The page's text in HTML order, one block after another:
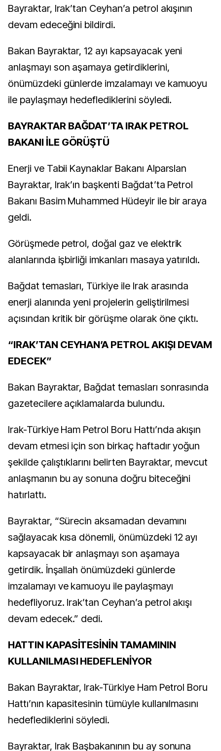
Bayraktar, Irak’tan Ceyhan’a petrol akışının
devam edeceğini bildirdi.
Bakan Bayraktar, 12 ayı kapsayacak yeni
anlaşmayı son aşamaya getirdiklerini,
önümüzdeki günlerde imzalamayı ve kamuoyu
ile paylaşmayı hedeflediklerini söyledi.
BAYRAKTAR BAĞDAT’TA IRAK PETROL
BAKANI İLE GÖRÜŞTÜ
Enerji ve Tabii Kaynaklar Bakanı Alparslan
Bayraktar, Irak’ın başkenti Bağdat’ta Petrol
Bakanı Basim Muhammed Hüdeyir ile bir araya
geldi.
Görüşmede petrol, doğal gaz ve elektrik
alanlarında işbirliği imkanları masaya yatırıldı.
Bağdat temasları, Türkiye ile Irak arasında
enerji alanında yeni projelerin geliştirilmesi
açısından kritik bir görüşme olarak öne çıktı.
“IRAK’TAN CEYHAN’A PETROL AKIŞI DEVAM
EDECEK”
Bakan Bayraktar, Bağdat temasları sonrasında
gazetecilere açıklamalarda bulundu.
Irak-Türkiye Ham Petrol Boru Hattı’nda akışın
devam etmesi için son birkaç haftadır yoğun
şekilde çalıştıklarını belirten Bayraktar, mevcut
anlaşmanın bu ay sonuna doğru biteceğini
hatırlattı.
Bayraktar, “Sürecin aksamadan devamını
sağlayacak kısa dönemli, önümüzdeki 12 ayı
kapsayacak bir anlaşmayı son aşamaya
getirdik. İnşallah önümüzdeki günlerde
imzalamayı ve kamuoyu ile paylaşmayı
hedefliyoruz. Irak’tan Ceyhan’a petrol akışı
devam edecek.” dedi.
HATTIN KAPASİTESİNİN TAMAMININ
KULLANILMASI HEDEFLENİYOR
Bakan Bayraktar, Irak-Türkiye Ham Petrol Boru
Hattı’nın kapasitesinin tümüyle kullanılmasını
hedeflediklerini söyledi.
Bayraktar, Irak Başbakanının bu ay sonuna